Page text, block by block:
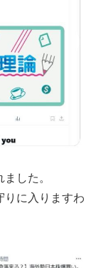
した。
りに入りますわ